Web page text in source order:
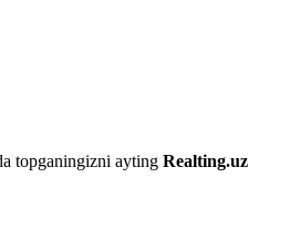
topganingizni ayting Realting.uz